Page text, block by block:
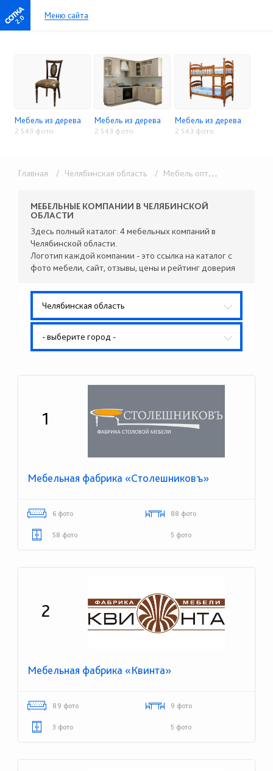
2.0 Меню сайта
Мебель из дерева
2 543 фото
Мебель из дерева
2 543 фото
Мебель из дерева
2 543 фото
Главная / Челябинская область / Мебель оптом
МЕБЕЛЬНЫЕ КОМПАНИИ В ЧЕЛЯБИНСКОЙ
ОБЛАСТИ
Здесь полный каталог: 4 мебельных компаний в
Челябинской области.
Логотип каждой компании - это ссылка на каталог с
фото мебели, сайт, отзывы, цены и рейтинг доверия
Челябинская область
- выберите город -
1
Мебельная фабрика «Столешниковъ»
6 фото 88 фото
58 фото 5 фото
2
Мебельная фабрика «Квинта»
89 фото 9 фото
3 фото 5 фото